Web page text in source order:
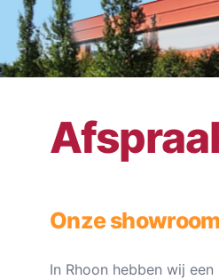
Onze showroom
In Rhoon hebben wij